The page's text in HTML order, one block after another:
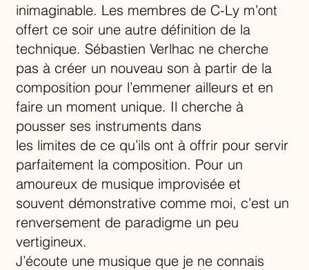
inimaginable. Les membres de C-Ly m’ont
offert ce soir une autre définition de la
technique. Sébastien Verlhac ne cherche
pas à créer un nouveau son à partir de la
composition pour l’emmener ailleurs et en
faire un moment unique. Il cherche à
pousser ses instruments dans
les limites de ce qu’ils ont à offrir pour servir
parfaitement la composition. Pour un
amoureux de musique improvisée et
souvent démonstrative comme moi, c’est un
renversement de paradigme un peu
vertigineux.
J’écoute une musique que je ne connais